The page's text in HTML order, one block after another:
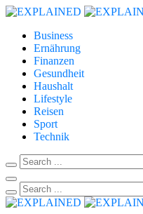
Business
Ernährung
Finanzen
Gesundheit
Haushalt
Lifestyle
Reisen
Sport
Technik